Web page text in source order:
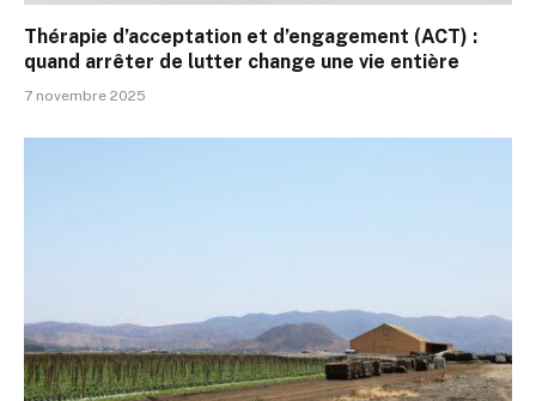
Thérapie d’acceptation et d’engagement (ACT) :
quand arrêter de lutter change une vie entière
7 novembre 2025